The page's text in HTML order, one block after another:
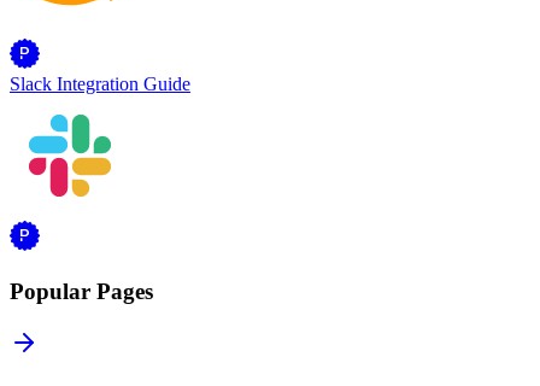
Slack Integration Guide
Popular Pages